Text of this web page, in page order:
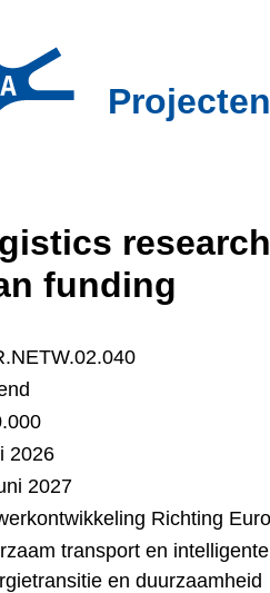
funding
2026
2027
Richting
transport en
en duurzaamheid